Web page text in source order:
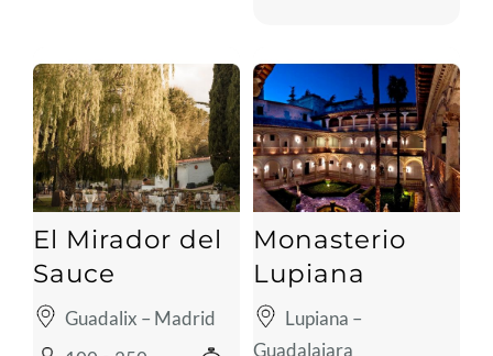
El Mirador del
Sauce
Guadalix – Madrid
Monasterio
Lupiana
Lupiana –
Guadalajara